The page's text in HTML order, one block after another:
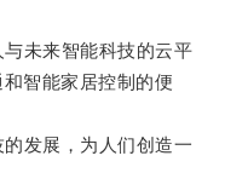
未来智能科技的云平
智能家居控制的便
发展，为人们创造一